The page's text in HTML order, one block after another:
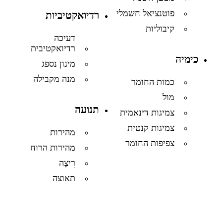
פוטנציאל חשמלי
קיבוליות
כימיה
כמות החומר
מול
צמיגות דינאמית
צמיגות קנטית
צפיפות החומר
רדיואקטיביות
דעיכה
רדיואקטיבית
מינון נספג
מנה מקבילה
תנועה
מהירות
מהירות הרוח
רִיצָה
תאוצה